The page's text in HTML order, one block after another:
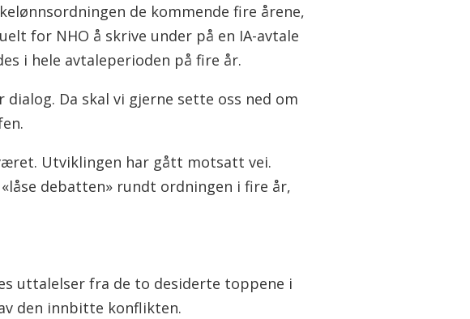
de kommende fire årene,
for NHO å skrive under på en IA-avtale
i hele avtaleperioden på fire år.
Da skal vi gjerne sette oss ned om
Utviklingen har gått motsatt vei.
debatten» rundt ordningen i fire år,
uttalelser fra de to desiderte toppene i
den innbitte konflikten.